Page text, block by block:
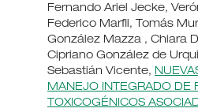
Fernando Ariel Jecke,
Federico Marfil, Tomás
González Mazza , Chiara
Cipriano González de
Sebastián Vicente,
MANEJO INTEGRADO DE
TOXICOGÉNICOS